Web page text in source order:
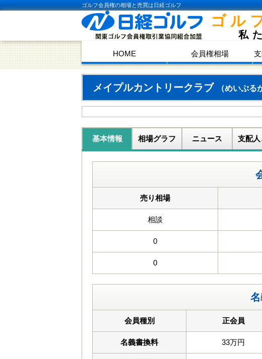
ゴルフ会員権の相場と売買は日経ゴルフ
ゴル
私
HOME 会員権相場
メイプルカントリークラブ （めいぷる
基本情報 相場グラフ ニュース 支配
売り相場
相談
0
0
会員種別 正会員
名義書換料 33万円